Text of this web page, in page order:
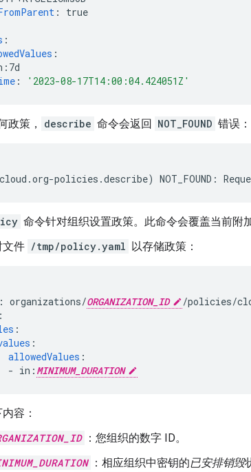
:
true
:
:
: '2023-08-17T14:00:04.424051Z'
政策， describe 命令会返回 NOT_FOUND 错误：
命令针对组织设置政策。此命令会覆盖当前附
文件 /tmp/policy.yaml 以存储政策：
: organizations/ORGANIZATION_ID
/policies/
:
:
:
allowedValues :
- in: MINIMUM_DURATION
容：
：您组织的数字 ID。
：相应组织中密钥的已安排销毁